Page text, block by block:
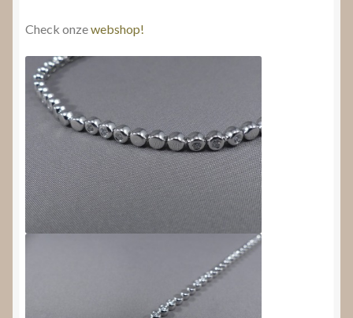
Check onzewebshop!